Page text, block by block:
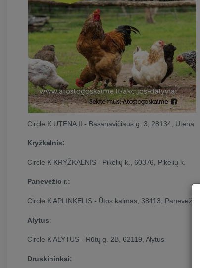
Circle K UTENA II - Basanavičiaus g. 3, 28134, Utena
Kryžkalnis:
Circle K KRYŽKALNIS - Pikelių k., 60376, Pikelių k.
Panevėžio r.:
Circle K APLINKELIS - Ūtos kaimas, 38413, Panevėžio r.
Alytus:
Circle K ALYTUS - Rūtų g. 2B, 62119, Alytus
Druskininkai: